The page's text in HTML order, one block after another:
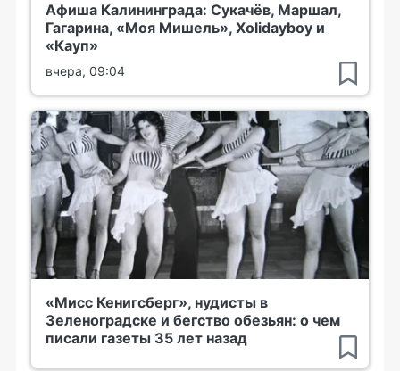
Афиша Калининграда: Сукачёв, Маршал,
Гагарина, «Моя Мишель», Xolidayboy и
«Кауп»
вчера, 09:04
«Мисс Кенигсберг», нудисты в
Зеленоградске и бегство обезьян: о чем
писали газеты 35 лет назад